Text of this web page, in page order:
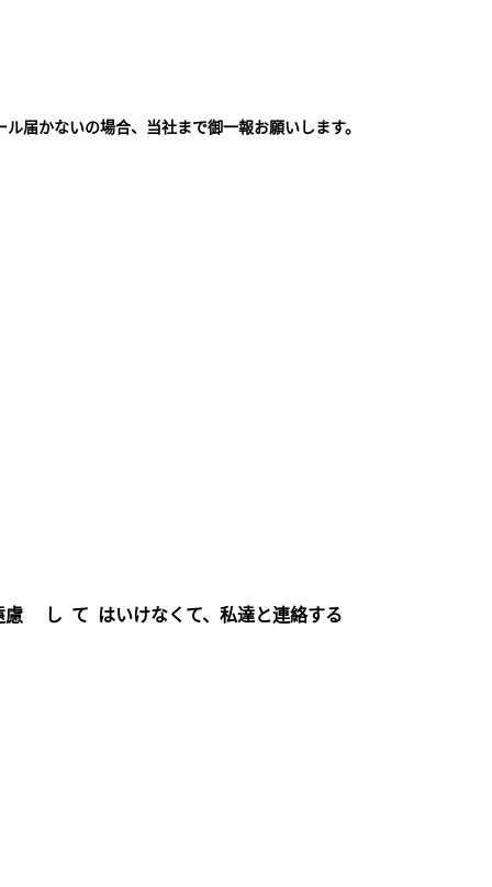
届かないの場合、当社まで御一報お願いします。
慮 し て はいけなくて、私達と連絡する